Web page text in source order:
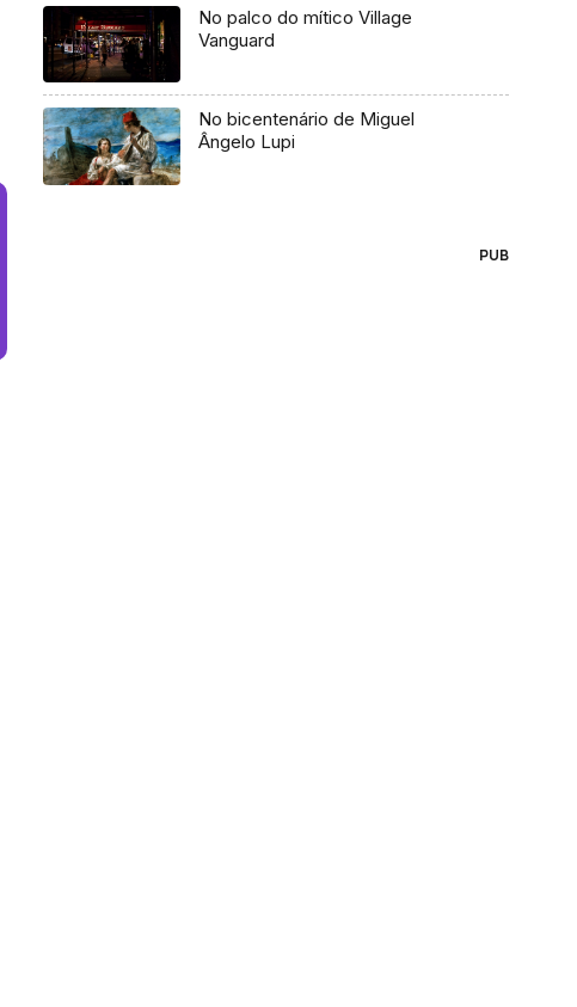
No palco do mítico Village
Vanguard
No bicentenário de Miguel
Ângelo Lupi
PUB